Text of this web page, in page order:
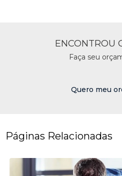
ENCONTROU
Faça seu
Quero meu
Páginas Relacionadas